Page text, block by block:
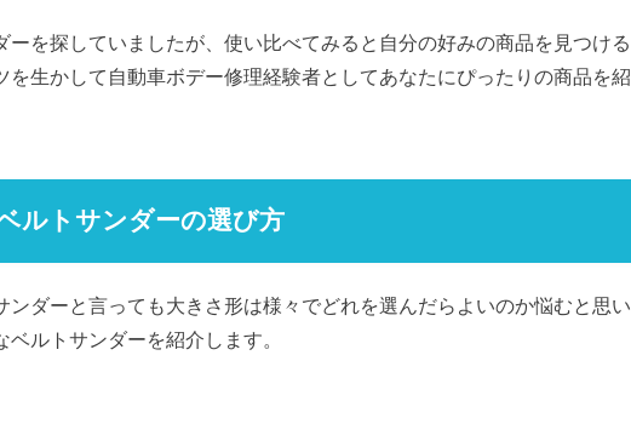
ーを探していましたが、使い比べてみると自分の好みの商品を見つける
を生かして自動車ボデー修理経験者としてあなたにぴったりの商品を紹
ルトサンダーの選び方
ンダーと言っても大きさ形は様々でどれを選んだらよいのか悩むと思い
ベルトサンダーを紹介します。